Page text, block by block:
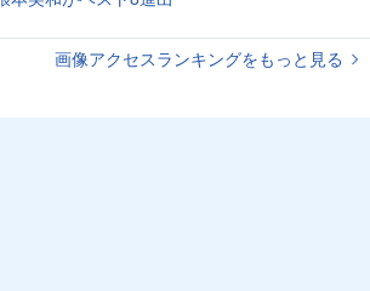
画像アクセスランキングをもっと見る